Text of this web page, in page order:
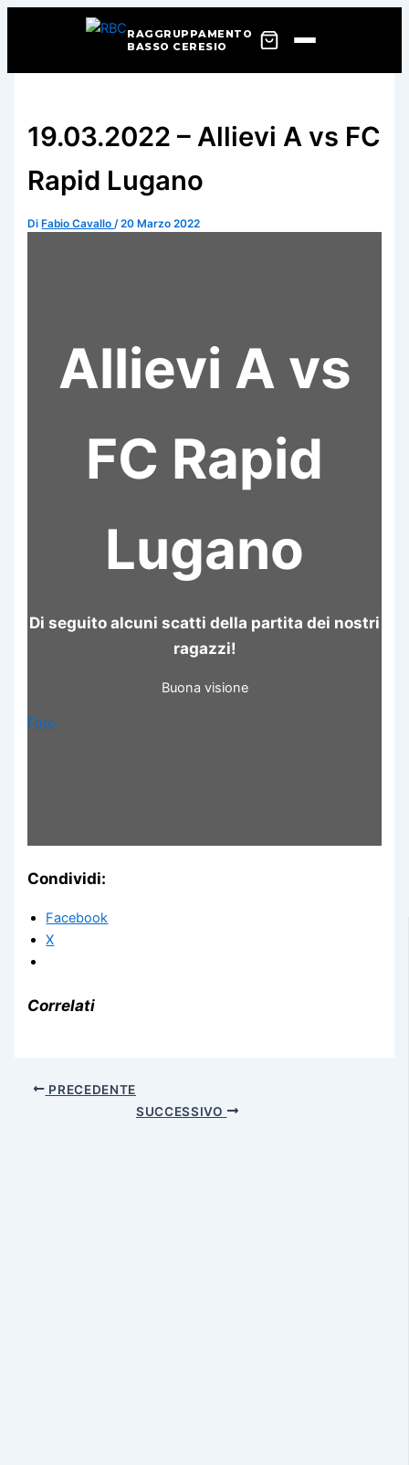
RAGGRUPPAMENTO
BASSO CERESIO
contenuto
19.03.2022 – Allievi A vs FC
Rapid Lugano
Di Fabio Cavallo/20 Marzo 2022
Allievi A vs
FC Rapid
Lugano
Di seguito alcuni scatti della partita dei nostri
ragazzi!
Buona visione
Foto
Condividi:
Facebook
X
Correlati
PRECEDENTE
SUCCESSIVO